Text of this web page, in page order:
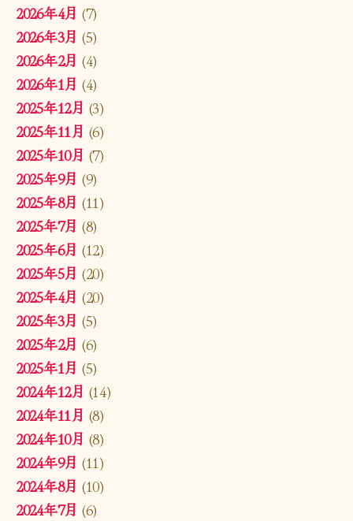
2026年4月 (7)
2026年3月 (5)
2026年2月 (4)
2026年1月 (4)
2025年12月 (3)
2025年11月 (6)
2025年10月 (7)
2025年9月 (9)
2025年8月 (11)
2025年7月 (8)
2025年6月 (12)
2025年5月 (20)
2025年4月 (20)
2025年3月 (5)
2025年2月 (6)
2025年1月 (5)
2024年12月 (14)
2024年11月 (8)
2024年10月 (8)
2024年9月 (11)
2024年8月 (10)
2024年7月 (6)